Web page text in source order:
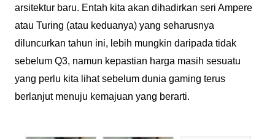
arsitektur baru. Entah kita akan dihadirkan seri Ampere
atau Turing (atau keduanya) yang seharusnya
diluncurkan tahun ini, lebih mungkin daripada tidak
sebelum Q3, namun kepastian harga masih sesuatu
yang perlu kita lihat sebelum dunia gaming terus
berlanjut menuju kemajuan yang berarti.